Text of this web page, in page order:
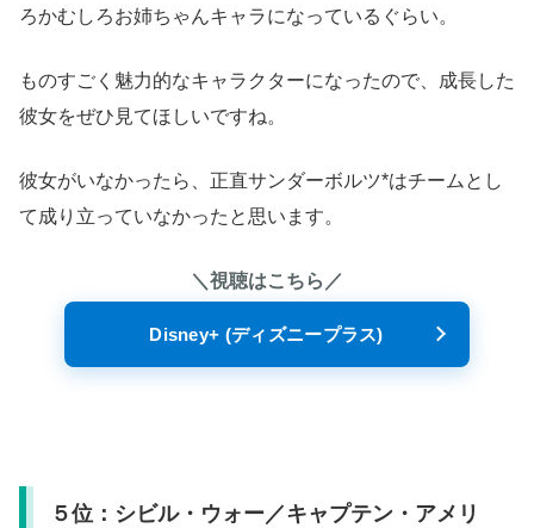
ろかむしろお姉ちゃんキャラになっているぐらい。
ものすごく魅力的なキャラクターになったので、成長した
彼女をぜひ見てほしいですね。
彼女がいなかったら、正直サンダーボルツ*はチームとし
て成り立っていなかったと思います。
＼視聴はこちら／
Disney+ (ディズニープラス)
５位：シビル・ウォー／キャプテン・アメリ